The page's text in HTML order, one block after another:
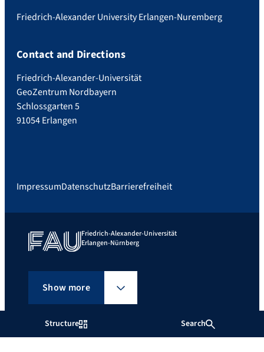
Structure Search
Friedrich-Alexander University Erlangen-Nuremberg
Contact and Directions
Friedrich-Alexander-Universität
GeoZentrum Nordbayern
Schlossgarten 5
91054 Erlangen
ImpressumDatenschutzBarrierefreiheit
Friedrich-Alexander-Universität
Erlangen-Nürnberg
Show more